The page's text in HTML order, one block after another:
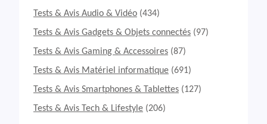
Tests & Avis Audio & Vidéo (434)
Tests & Avis Gadgets & Objets connectés (97)
Tests & Avis Gaming & Accessoires (87)
Tests & Avis Matériel informatique (691)
Tests & Avis Smartphones & Tablettes (127)
Tests & Avis Tech & Lifestyle (206)